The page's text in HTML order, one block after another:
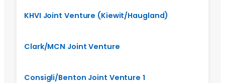
KHVI Joint Venture (Kiewit/Haugland)
Clark/MCN Joint Venture
Consigli/Benton Joint Venture 1